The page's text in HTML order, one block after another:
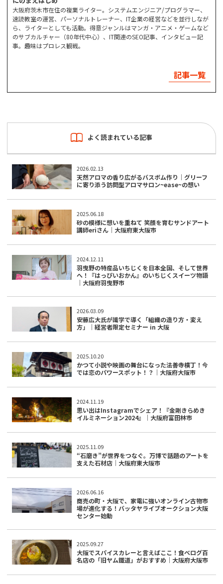
大阪府茨木市在住の複業ライター。システムエンジニア/プログラマー、
速読教室の運営、パーソナルトレーナー、IT企業の経営などを並行しなが
ら、ライターとしても活動。得意ジャンルはマンガ・アニメ・ゲームなど
のサブカルチャー（80年代中心）、IT関連のSEO記事、インタビュー記
事。趣味はプロレス観戦。
記事一覧
よく読まれている記事
2026.02.13
天然アロマの香り広がるバスボム作り｜グリーフ
に寄り添う訪問型アロマサロン~ease~の想い
2025.06.18
砂の模様に想いを重ねて 笑顔を育むサンドアート
講師eriさん｜大阪府東大阪市
2024.12.11
羽曳野の特産品いちじくを日本全国、そして世界
へ！『はっぴいおかん』のいちじくスイーツ物語
｜大阪府羽曳野市
2026.03.09
安藤広大氏が識学で導く「組織の造り方・変え
方」｜経営者限定セミナー in 大阪
2025.10.20
かつて小説や映画の舞台になった法善寺横丁！今
では恋のパワースポット！？｜大阪府大阪市
2024.11.19
思い出はInstagramでシェア！『金剛きらめき
イルミネーション2024』｜大阪府富田林市
2025.11.09
“石磨き”が世界をつなぐ。万博で話題のアートを
支えた石材店｜大阪府東大阪市
2026.06.16
商売の町・大阪で、家電に強いオンライン古物市
場が進化する！バッタヤライブオークション大阪
センター始動
2025.09.27
大阪でスパイスカレーと言えばここ！食べログ百
名店の「旧ヤム鐵道」がおすすめ｜大阪府大阪市